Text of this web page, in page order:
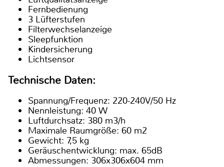
Fernbedienung
3 Lüfterstufen
Filterwechselanzeige
Sleepfunktion
Kindersicherung
Lichtsensor
Technische Daten:
Spannung/Frequenz: 220-240V/50 Hz
Nennleistung: 40 W
Luftdurchsatz: 380 m3/h
Maximale Raumgröße: 60 m2
Gewicht: 7,5 kg
Geräuschentwicklung: max. 65dB
Abmessungen: 306x306x604 mm